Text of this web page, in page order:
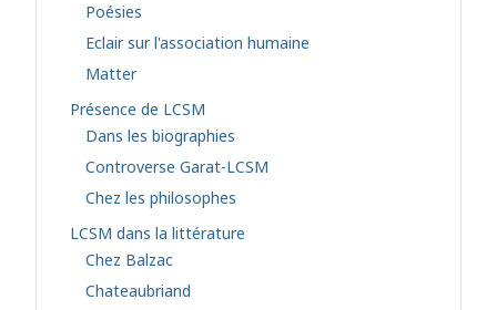
Poésies
Eclair sur l'association humaine
Matter
Présence de LCSM
Dans les biographies
Controverse Garat-LCSM
Chez les philosophes
LCSM dans la littérature
Chez Balzac
Chateaubriand